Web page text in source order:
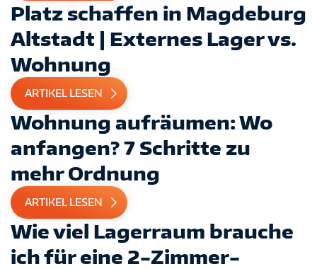
Platz schaffen in Magdeburg
Altstadt | Externes Lager vs.
Wohnung
ARTIKEL LESEN
Wohnung aufräumen: Wo
anfangen? 7 Schritte zu
mehr Ordnung
ARTIKEL LESEN
Wie viel Lagerraum brauche
ich für eine 2-Zimmer-